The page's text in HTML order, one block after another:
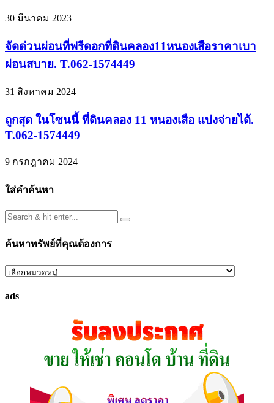
30 มีนาคม 2023
จัดด่วนผ่อนที่ฟรีดอกที่ดินคลอง11หนองเสือราคาเบา
ผ่อนสบาย. T.062-1574449
31 สิงหาคม 2024
ถูกสุด ในโซนนี้ ที่ดินคลอง 11 หนองเสือ แบ่งจ่ายได้.
T.062-1574449
9 กรกฎาคม 2024
ใส่คำค้นหา
ค้นหาทรัพย์ที่คุณต้องการ
ค้นหา
ที่
ads